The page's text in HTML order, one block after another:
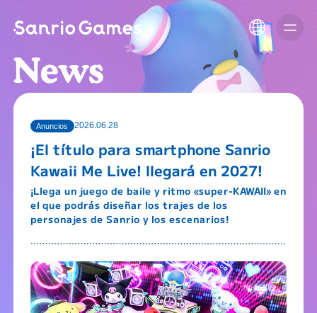
Anuncios 2026.06.28
¡El título para smartphone Sanrio
Kawaii Me Live! llegará en 2027!
¡Llega un juego de baile y ritmo «super-KAWAII» en
el que podrás diseñar los trajes de los
personajes de Sanrio y los escenarios!